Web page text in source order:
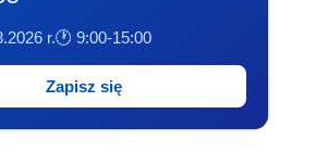
r.🕐 9:00-15:00
Zapisz się